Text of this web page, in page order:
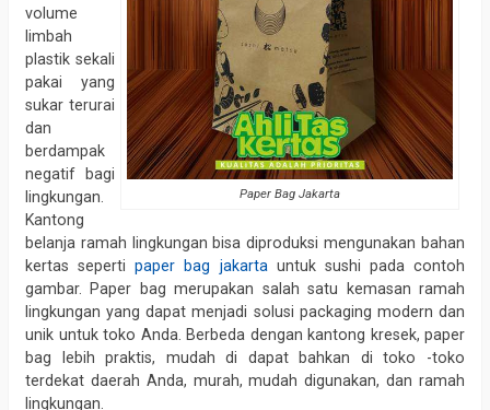
Paper Bag Jakarta
volume
limbah
plastik sekali
pakai yang
sukar terurai
dan
berdampak
negatif bagi
lingkungan.
Kantong
belanja ramah lingkungan bisa diproduksi mengunakan bahan
kertas sepertipaper bag jakarta untuk sushi pada contoh
gambar. Paper bag merupakan salah satu kemasan ramah
lingkungan yang dapat menjadi solusi packaging modern dan
unik untuk toko Anda. Berbeda dengan kantong kresek, paper
bag lebih praktis, mudah di dapat bahkan di toko -toko
terdekat daerah Anda, murah, mudah digunakan, dan ramah
lingkungan.